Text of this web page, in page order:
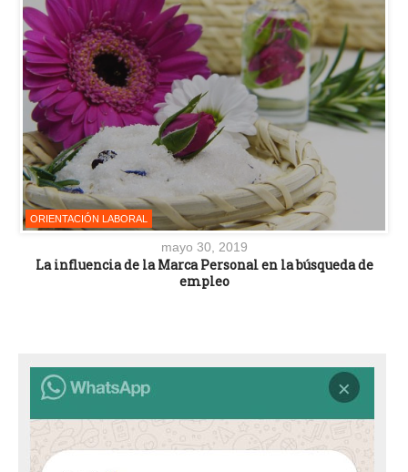
ORIENTACIÓN LABORAL
mayo 30, 2019
La influencia de la Marca Personal en la búsqueda de
empleo